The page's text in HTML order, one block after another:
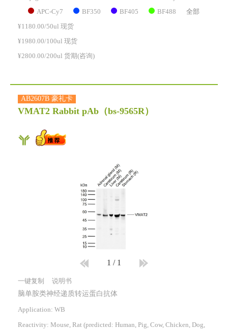
APC-Cy7 BF350 BF405 BF488 全部
¥1180.00/50ul 现货
¥1980.00/100ul 现货
¥2800.00/200ul 货期(咨询)
AB2607B 豪礼卡
VMAT2 Rabbit pAb （bs-9565R）
1 / 1
一键复制 说明书
脑单胺类神经递质转运蛋白抗体
Application: WB
Reactivity: Mouse, Rat (predicted: Human, Pig, Cow, Chicken, Dog,